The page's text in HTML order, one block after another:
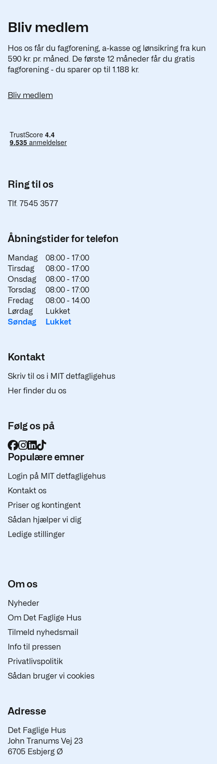
Bliv medlem
Hos os får du fagforening, a-kasse og lønsikring fra kun
590 kr. pr. måned. De første 12 måneder får du gratis
fagforening - du sparer op til 1.188 kr.
Bliv medlem
Ring til os
Tlf. 7545 3577
Åbningstider for telefon
Mandag 08:00 - 17:00
Tirsdag
08:00 - 17:00
Onsdag
08:00 - 17:00
Torsdag
08:00 - 17:00
Fredag
08:00 - 14:00
Lørdag
Lukket
Søndag
Lukket
Kontakt
Skriv til os i MIT detfagligehus
Her finder du os
Følg os på
Populære emner
Login på MIT detfagligehus
Kontakt os
Priser og kontingent
Sådan hjælper vi dig
Ledige stillinger
Om os
Nyheder
Om Det Faglige Hus
Tilmeld nyhedsmail
Info til pressen
Privatlivspolitik
Sådan bruger vi cookies
Adresse
Det Faglige Hus
John Tranums Vej 23
6705 Esbjerg Ø